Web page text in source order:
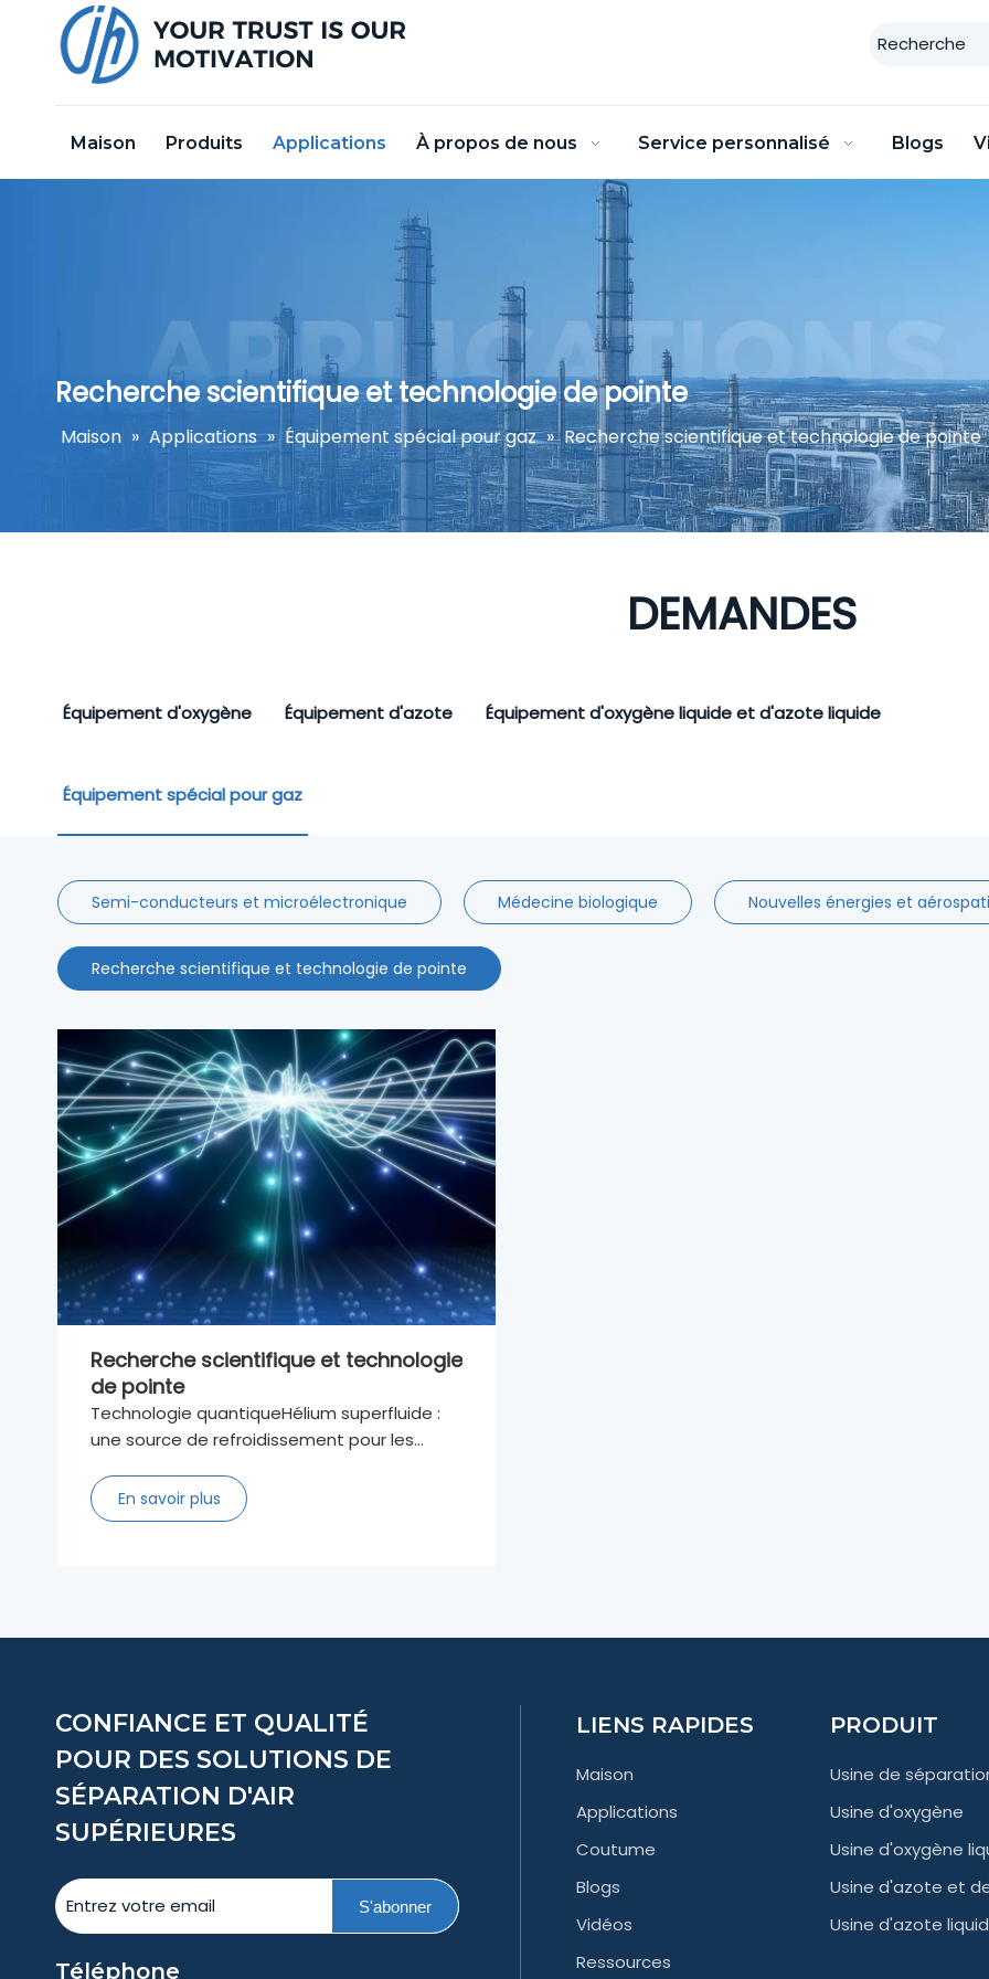
Maison Produits Applications À propos de nous Service personnalisé Blogs
Recherche scientifique et technologie de pointe
Maison » Applications » Équipement spécial pour gaz » Recherche scientifique et technologie de pointe
DEMANDES
Équipement d'oxygène Équipement d'azote Équipement d'oxygène liquide et d'azote liquide
Équipement spécial pour gaz
Semi-conducteurs et microélectronique Médecine biologique Nouvelles énergies et
Recherche scientifique et technologie de pointe
Recherche scientifique et technologie
de pointe
Technologie quantiqueHélium superfluide :
une source de refroidissement pour les
quantiquesSéparation isotopique : une
étude de l'informatique quantique
En savoir plus
CONFIANCE ET QUALITÉ
POUR DES SOLUTIONS DE
SÉPARATION D'AIR
SUPÉRIEURES
S'abonner
Téléphone
LIENS RAPIDES
Maison
Applications
Coutume
Blogs
Vidéos
Ressources
PRODUIT
Usine de
Usine d'oxygène
Usine d'oxygène
Usine d'azote et
Usine d'azote